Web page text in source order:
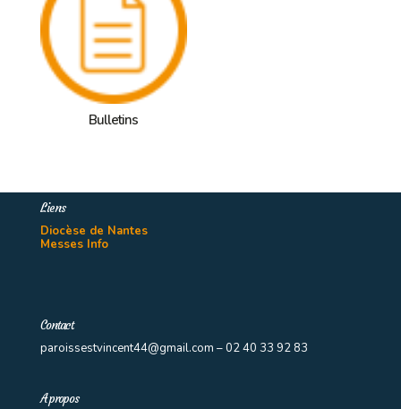
Bulletins
Liens
Diocèse de Nantes
Messes Info
Contact
paroissestvincent44@gmail.com – 02 40 33 92 83
A propos